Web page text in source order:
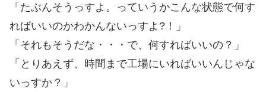
「たぶんそうっすよ。っていうかこんな状態で何す
ればいいのかわかんないっすよ?！」
「それもそうだな・・・で、何すればいいの？」
「とりあえず、時間まで工場にいればいいんじゃな
いっすか？」